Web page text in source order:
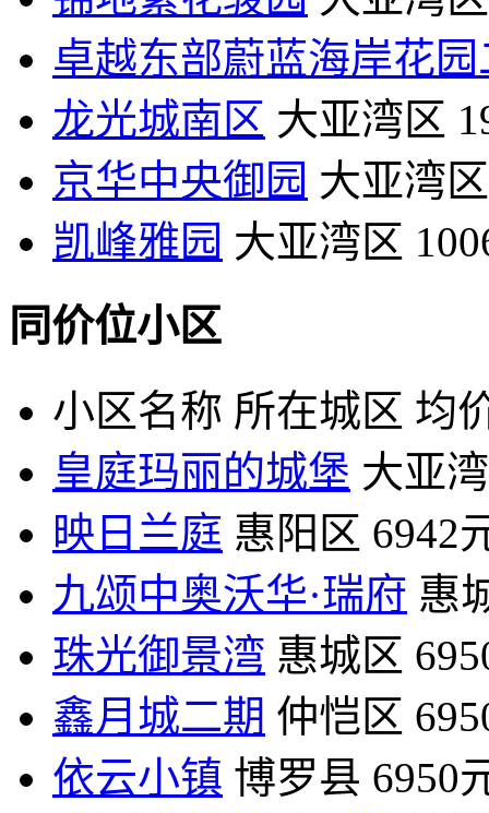
卓越东部蔚蓝海岸花园
龙光城南区 大亚湾区
京华中央御园 大亚湾区
凯峰雅园 大亚湾区
同价位小区
小区名称 所在城区 均
皇庭玛丽的城堡 大亚
映日兰庭 惠阳区 6942
九颂中奥沃华·瑞府 惠
珠光御景湾 惠城区
鑫月城二期 仲恺区
依云小镇 博罗县 6950